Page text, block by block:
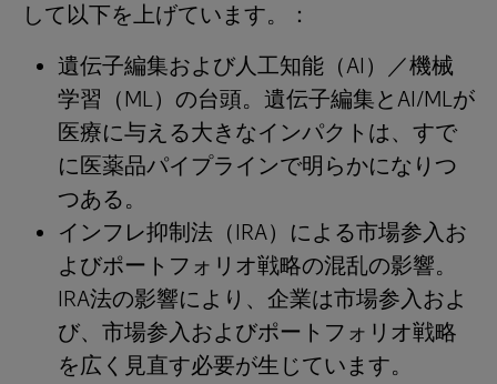
して以下を上げています。：
遺伝子編集および人工知能（AI）／機械
学習（ML）の台頭。遺伝子編集とAI/MLが
医療に与える大きなインパクトは、すで
に医薬品パイプラインで明らかになりつ
つある。
インフレ抑制法（IRA）による市場参入お
よびポートフォリオ戦略の混乱の影響。
IRA法の影響により、企業は市場参入およ
び、市場参入およびポートフォリオ戦略
を広く見直す必要が生じています。